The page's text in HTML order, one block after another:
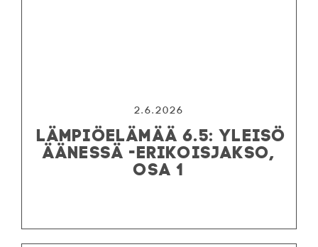
2.6.2026
LÄMPIÖELÄMÄÄ 6.5: YLEISÖ
ÄÄNESSÄ -ERIKOISJAKSO,
OSA 1